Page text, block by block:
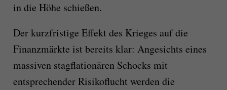
in die Höhe schießen.
Der kurzfristige Effekt des Krieges auf die
Finanzmärkte ist bereits klar: Angesichts eines
massiven stagflationären Schocks mit
entsprechender Risikoflucht werden die